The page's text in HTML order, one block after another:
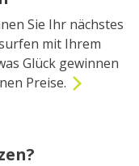
Sie Ihr nächstes
mit Ihrem
Glück gewinnen
Preise.